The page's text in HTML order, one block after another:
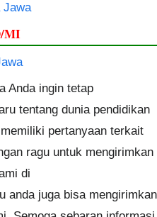
Jawa
MI
Anda ingin tetap
tentang dunia pendidikan
pertanyaan terkait
ragu untuk mengirimkan
di
anda juga bisa mengirimkan